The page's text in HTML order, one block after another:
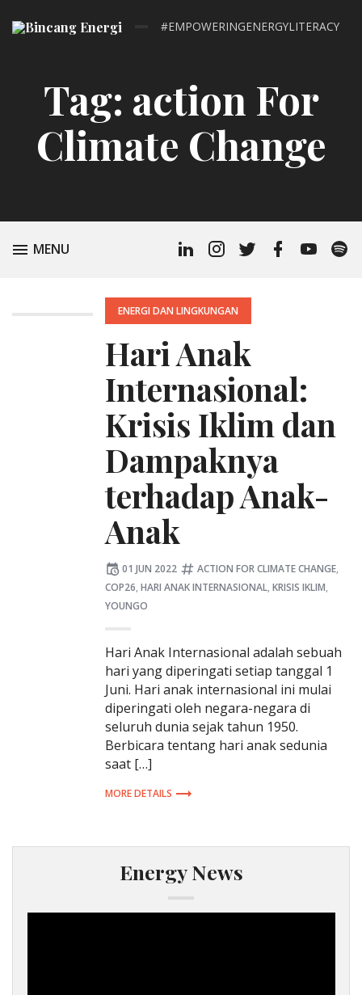
#EMPOWERINGENERGYLITERACY
LinkedinInstagramTwitterFacebookYoutube
Tag: action For
Climate Change
TOGGLE
MENU
POSTED
IN:
ENERGI DAN LINGKUNGAN
Hari Anak
Internasional:
Krisis Iklim dan
Dampaknya
terhadap Anak-
Anak
Posted
01 JUN 2022 Tagged:
ACTION FOR CLIMATE CHANGE,
COP26, HARI ANAK INTERNASIONAL, KRISIS IKLIM,
YOUNGO
Hari Anak Internasional adalah sebuah
hari yang diperingati setiap tanggal 1
Juni. Hari anak internasional ini mulai
diperingati oleh negara-negara di
seluruh dunia sejak tahun 1950.
Berbicara tentang hari anak sedunia
saat […]
MORE DETAILS
Energy News